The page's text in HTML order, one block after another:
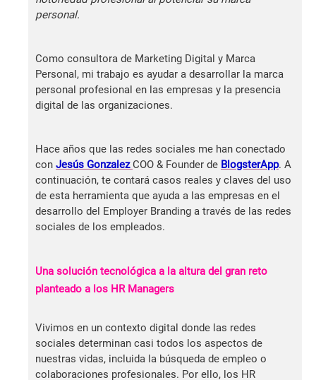
personal.
Como consultora de Marketing Digital y Marca
Personal, mi trabajo es ayudar a desarrollar la marca
personal profesional en las empresas y la presencia
digital de las organizaciones.
Hace años que las redes sociales me han conectado
con Jesús GonzalezCOO & Founder de BlogsterApp. A
continuación, te contará casos reales y claves del uso
de esta herramienta que ayuda a las empresas en el
desarrollo del Employer Branding a través de las redes
sociales de los empleados.
Una solución tecnológica a la altura del gran reto
planteado a los HR Managers
Vivimos en un contexto digital donde las redes
sociales determinan casi todos los aspectos de
nuestras vidas, incluida la búsqueda de empleo o
colaboraciones profesionales. Por ello, los HR